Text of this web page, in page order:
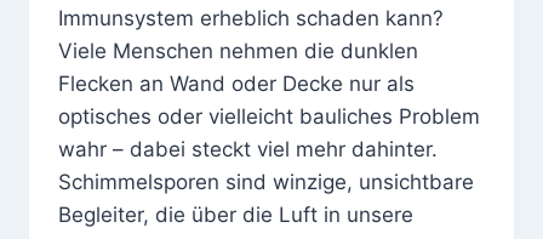
Immunsystem erheblich schaden kann?
Viele Menschen nehmen die dunklen
Flecken an Wand oder Decke nur als
optisches oder vielleicht bauliches Problem
wahr – dabei steckt viel mehr dahinter.
Schimmelsporen sind winzige, unsichtbare
Begleiter, die über die Luft in unsere